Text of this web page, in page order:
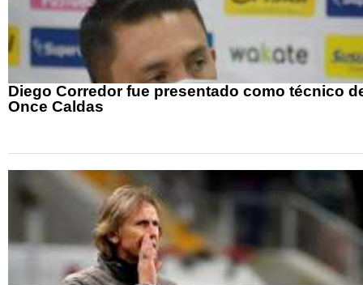
Diego Corredor fue presentado como técnico
Once Caldas